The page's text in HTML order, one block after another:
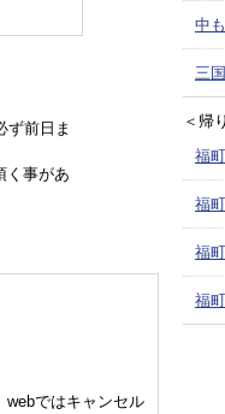
ず前日ま
く事があ
webではキャンセル
中
三
＜帰
福
福
福
福